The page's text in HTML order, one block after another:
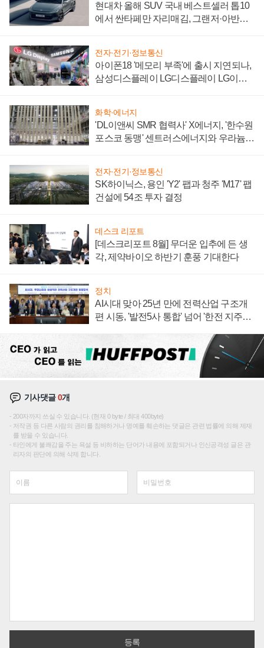
현대차 올해 SUV 국내 베스트셀러 톱10
에서 싼타페만 자리매김, 그랜저·아반떼
전자·전기·정보통신
아이폰18 '메모리 부족'에 출시 지연되나,
삼성디스플레이 LG디스플레이 LG이노
화학·에너지
'DL이앤씨 SMR 협력사' X에너지, '한수원
포스코 동맹' 센트러스에너지와 우라늄
전자·전기·정보통신
SK하이닉스, 용인 'Y2' 팹과 청주 'M17' 팹
건설에 54조 투자 결정
데스크 리포트
[데스크리포트 8월] 무더운 입추에 든 생
각, 제약바이오 하반기 훈풍 기대한다
정치
AI시대 맞아 25년 만에 전력산업 구조개
편 시동, '발전5사 통합' 넘어 '한전 지주사'
기사댓글0개
200자까지 쓰실 수 있습니다. (현재 0 byte / 최대 400byte)
저작권 등 다른 사람의 권리를 침해하거나 명예를 훼손하는 댓글은 관련 법률에 의해 제재
를 받을 수 있습니다.
타인에게 불쾌감을 주는 욕설 등 비하하는 단어가 내용에 포함되거나 인신공격성 글은 관
리자의 판단에 의해 삭제 합니다.